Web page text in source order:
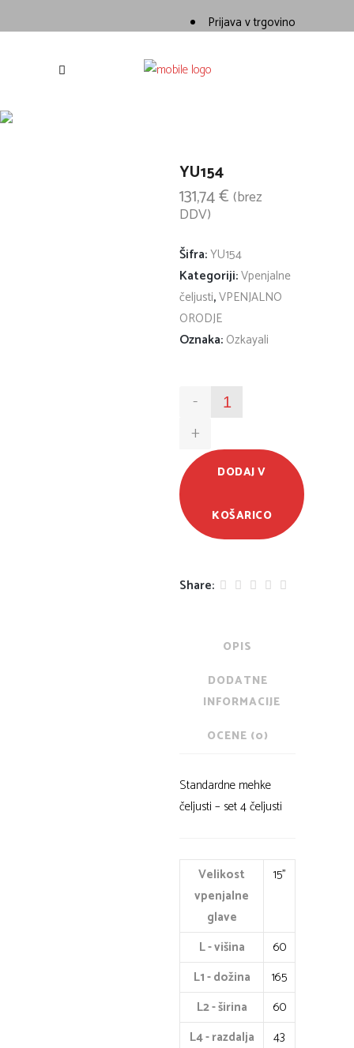
Prijava v trgovino
YU154
131,74€ (brez
DDV)
Šifra:YU154
Kategoriji:Vpenjalne
čeljusti,VPENJALNO
ORODJE
Oznaka: Ozkayali
-
+
DODAJ V
KOŠARICO
Share:
OPIS
DODATNE
INFORMACIJE
OCENE (0)
Standardne mehke
čeljusti – set 4 čeljusti
Velikost
vpenjalne
glave
15"
L - višina
60
L1 - dožina
165
L2 - širina
60
L4 - razdalja
43